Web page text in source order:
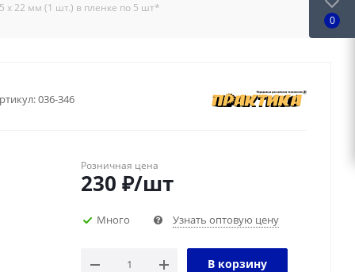
22 мм (1 шт.) в пленке по 5 шт*
036-346
Розничная цена
230 ₽/шт
Много Узнать оптовую цену
В корзину
0